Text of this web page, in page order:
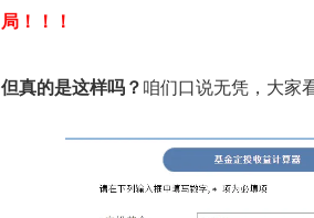
局！！！
但真的是这样吗？ 咱们口说无凭，大家